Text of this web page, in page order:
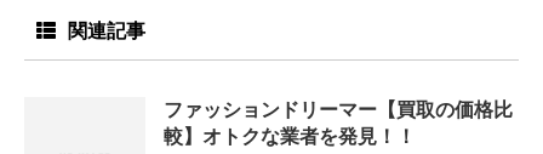
関連記事
ファッションドリーマー【買取の価格比
較】オトクな業者を発見！！